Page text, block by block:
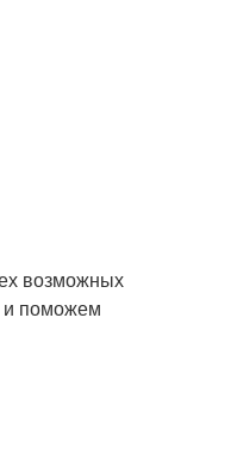
возможных
и поможем